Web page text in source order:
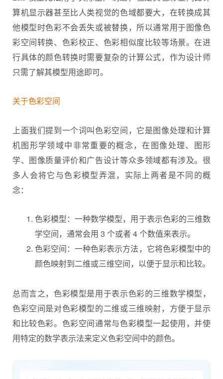
算机显示器甚至比人类视觉的色域都要大，在转换成其
他模型时色彩不会丢失或被替换，所以通常用于图像色
彩空间转换、色彩校正、色彩相似度比较等场景。在进
行具体的颜色转换时需要复杂的计算公式，作为设计师
只需了解其模型用途即可。
关于色彩空间
上面我们提到一个词叫色彩空间，它是图像处理和计算
机图形学领域中非常重要的概念，在图像处理、图形
学、图像质量评价和广告设计等众多领域都有涉及。很
多人会将它与色彩模型弄混，实际上两者是不同的概
念：
色彩模型：一种数学模型，用于表示色彩的三维数
学空间，通常会用 3 个或者 4 个数值来表示。
色彩空间：一种色彩表示方法，它将色彩模型中的
颜色映射到二维或三维空间，以便于显示和比较。
总而言之，色彩模型是用于表示色彩的三维数学模型，
色彩空间是对色彩模型的二维或三维映射，方便于显示
和比较色彩。色彩空间通常与色彩模型一起使用，并使
用特定的数学表示法来定义色彩空间中的颜色。